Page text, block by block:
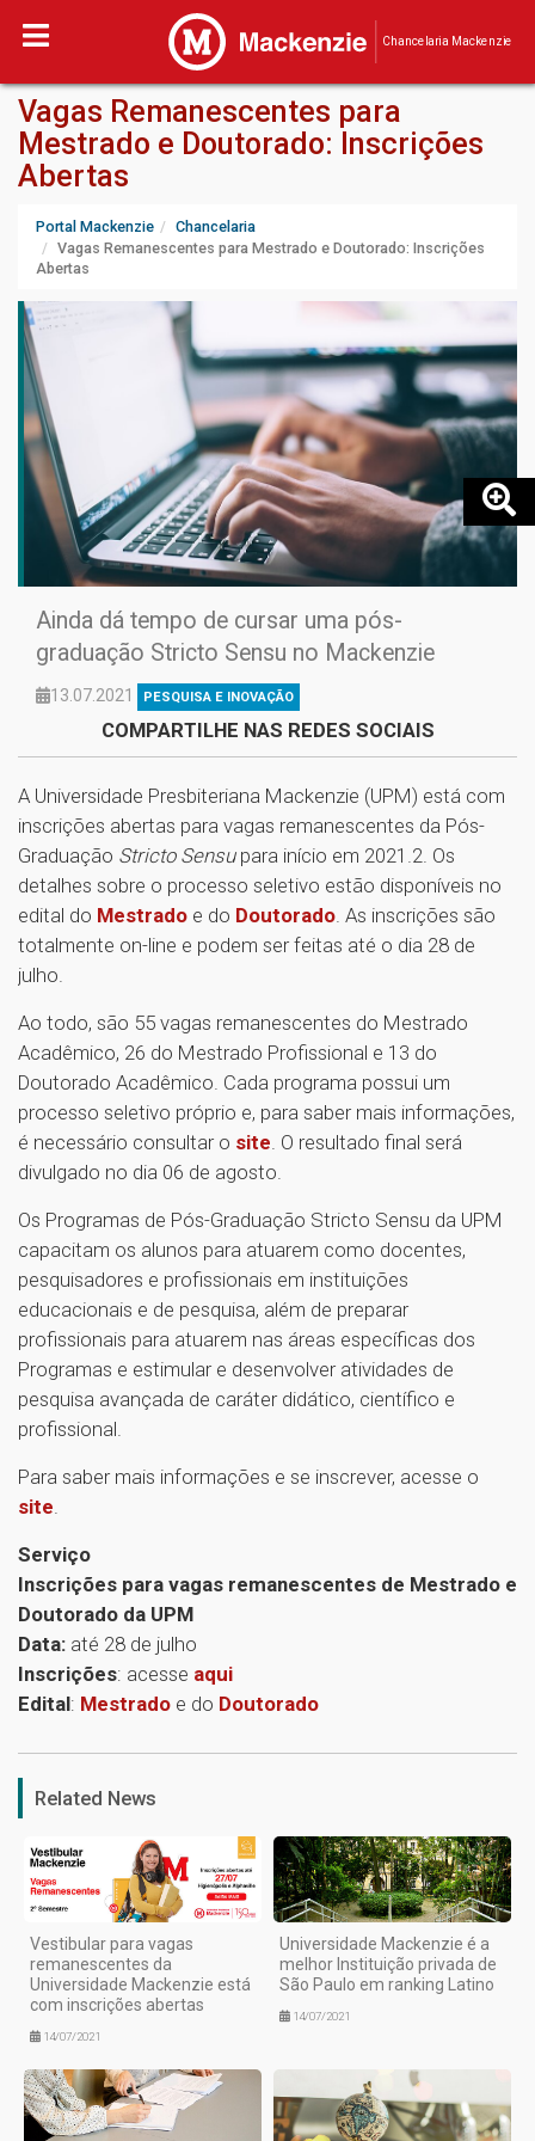
Chancelaria Mackenzie
Vagas Remanescentes para
Mestrado e Doutorado: Inscrições
Abertas
Portal Mackenzie
Chancelaria
Vagas Remanescentes para Mestrado e Doutorado: Inscrições
Abertas
Ainda dá tempo de cursar uma pós-
graduação Stricto Sensu no Mackenzie
13.07.2021 PESQUISA E INOVAÇÃO
COMPARTILHE NAS REDES SOCIAIS
A Universidade Presbiteriana Mackenzie (UPM) está com
inscrições abertas para vagas remanescentes da Pós-
Graduação Stricto Sensupara início em 2021.2. Os
detalhes sobre o processo seletivo estão disponíveis no
edital do Mestrado e do Doutorado . As inscrições são
totalmente on-line e podem ser feitas até o dia 28 de
julho.
Ao todo, são 55 vagas remanescentes do Mestrado
Acadêmico, 26 do Mestrado Profissional e 13 do
Doutorado Acadêmico. Cada programa possui um
processo seletivo próprio e, para saber mais informações,
é necessário consultar o site . O resultado final será
divulgado no dia 06 de agosto.
Os Programas de Pós-Graduação Stricto Sensu da UPM
capacitam os alunos para atuarem como docentes,
pesquisadores e profissionais em instituições
educacionais e de pesquisa, além de preparar
profissionais para atuarem nas áreas específicas dos
Programas e estimular e desenvolver atividades de
pesquisa avançada de caráter didático, científico e
profissional.
Para saber mais informações e se inscrever, acesse o
site
Serviço
Inscrições para vagas remanescentes de Mestrado e
Doutorado da UPM
Data: até 28 de julho
Inscrições: acesse aqui
Edital: Mestrado e do Doutorado
1
Related News
Vestibular para vagas
remanescentes da
Universidade Mackenzie está
com inscrições abertas
14/07/2021
Universidade Mackenzie é a
melhor Instituição privada de
São Paulo em ranking Latino
14/07/2021